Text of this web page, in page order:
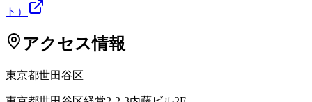
ト）
アクセス情報
東京都世田谷区